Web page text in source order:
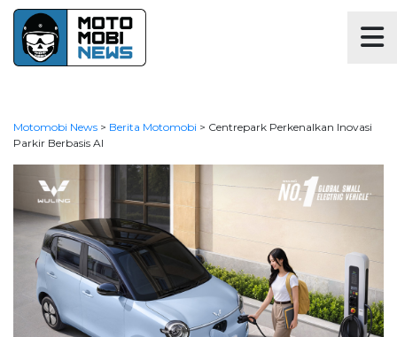
Motomobi News > Berita Motomobi > Centrepark Perkenalkan Inovasi
Parkir Berbasis AI